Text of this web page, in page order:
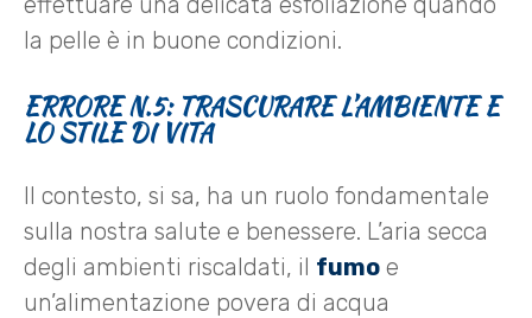
la pelle è in buone condizioni.
ERRORE N.5: TRASCURARE L’AMBIENTE E
LO STILE DI VITA
Il contesto, si sa, ha un ruolo fondamentale
sulla nostra salute e benessere. L’aria secca
degli ambienti riscaldati, il fumo e
un’alimentazione povera di acqua